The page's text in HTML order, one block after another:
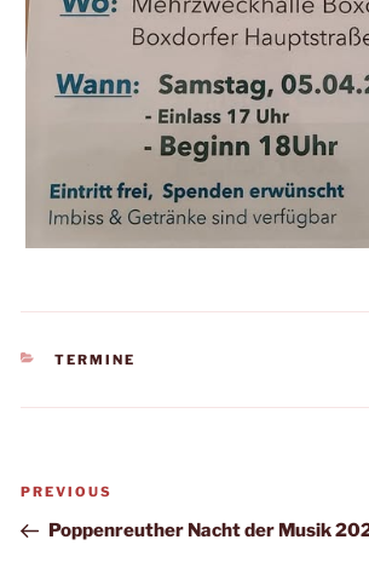
KATEGORIEN
TERMINE
Beitragsnavigation
Previous
Post
PREVIOUS
Poppenreuther Nacht der Musik